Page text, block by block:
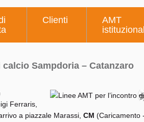
Clienti
AMT
Sampdoria – Catanzaro
Ferraris,
a piazzale Marassi, CM (Caricamento